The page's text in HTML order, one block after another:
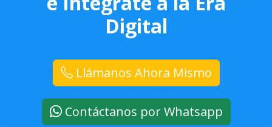
Digital
Llámanos Ahora Mismo
Contáctanos por Whatsapp